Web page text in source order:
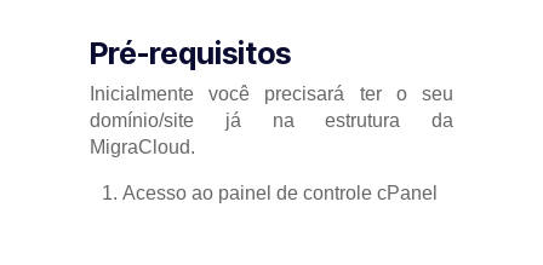
Pré-requisitos
Inicialmente você precisará ter o seu
domínio/site já na estrutura da
MigraCloud.
Acesso ao painel de controle cPanel